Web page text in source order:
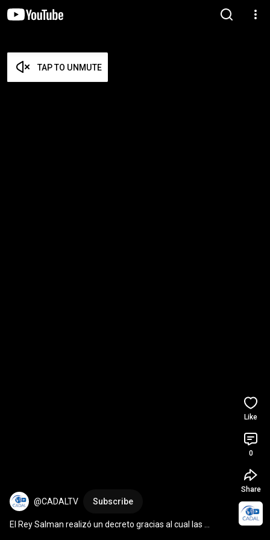
TAP TO UNMUTE
@CADALTV Subscribe
El Rey Salman realizó un decreto gracias al cual las
Like
0
Share